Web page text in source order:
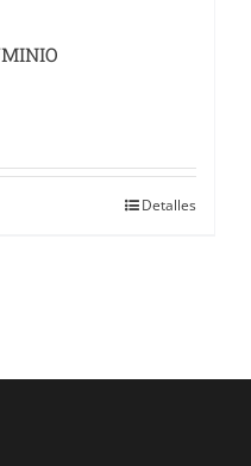
Detalles